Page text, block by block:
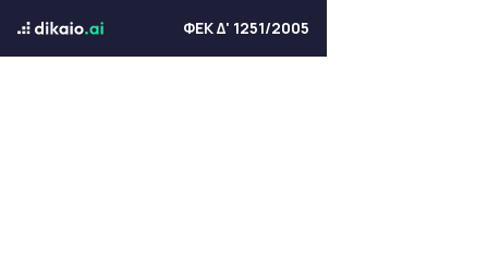
ΦΕΚ Δ' 1251/2005